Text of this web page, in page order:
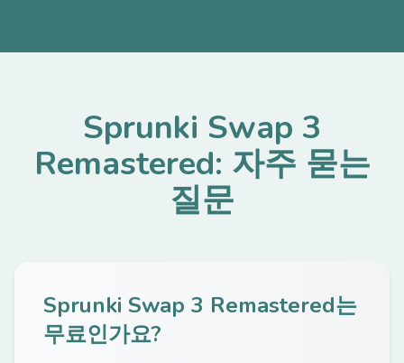
Sprunki Swap 3
Remastered: 자주 묻는
질문
Sprunki Swap 3 Remastered는
무료인가요?